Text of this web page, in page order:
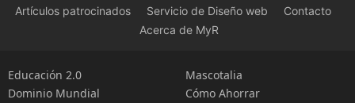
Artículos patrocinados Servicio de Diseño web
Contacto
Acerca de MyR
Educación 2.0
Dominio Mundial
Mascotalia
Cómo Ahorrar